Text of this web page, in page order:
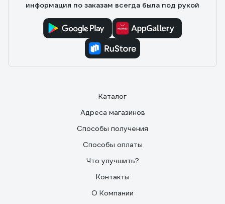
информация по заказам всегда была под рукой
Каталог
Адреса магазинов
Способы получения
Способы оплаты
Что улучшить?
Контакты
О Компании